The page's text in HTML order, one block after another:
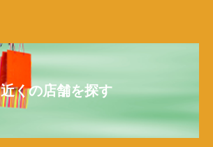
近くの店舗を探す